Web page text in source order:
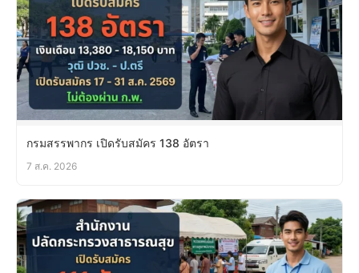
กรมสรรพากร เปิดรับสมัคร 138 อัตรา
7 ส.ค. 2026